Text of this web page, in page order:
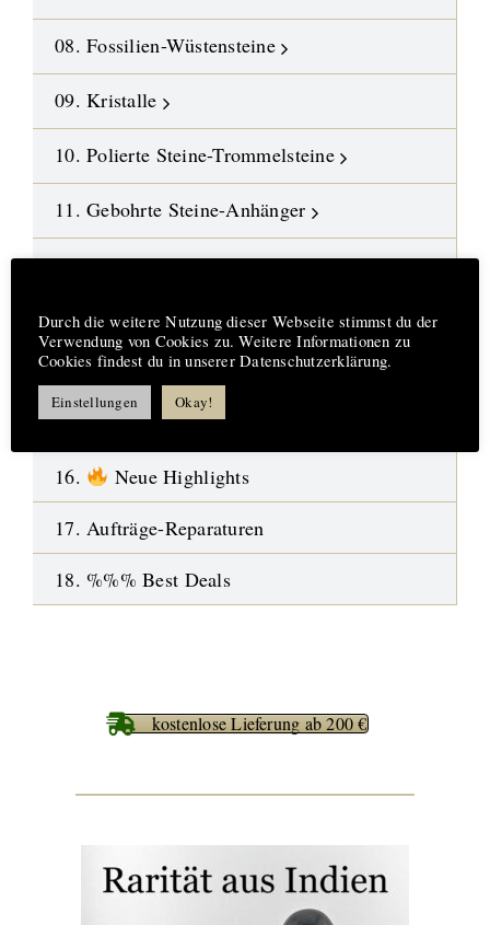
08. Fossilien-Wüstensteine
09. Kristalle
10. Polierte Steine-Trommelsteine
11. Gebohrte Steine-Anhänger
12. Edelstein-Ketten und Malas
13. DIY-Schmuckteile
14. Symbol-Schmuck
15. Design-Engel aus Fusingglas
16.
Neue Highlights
17. Aufträge-Reparaturen
18. %%% Best Deals
kostenlose Lieferung ab 200 €
Durch die weitere Nutzung dieser Webseite stimmst du der
Verwendung von Cookies zu. Weitere Informationen zu
Cookies findest du in unserer Datenschutzerklärung.
Einstellungen Okay!